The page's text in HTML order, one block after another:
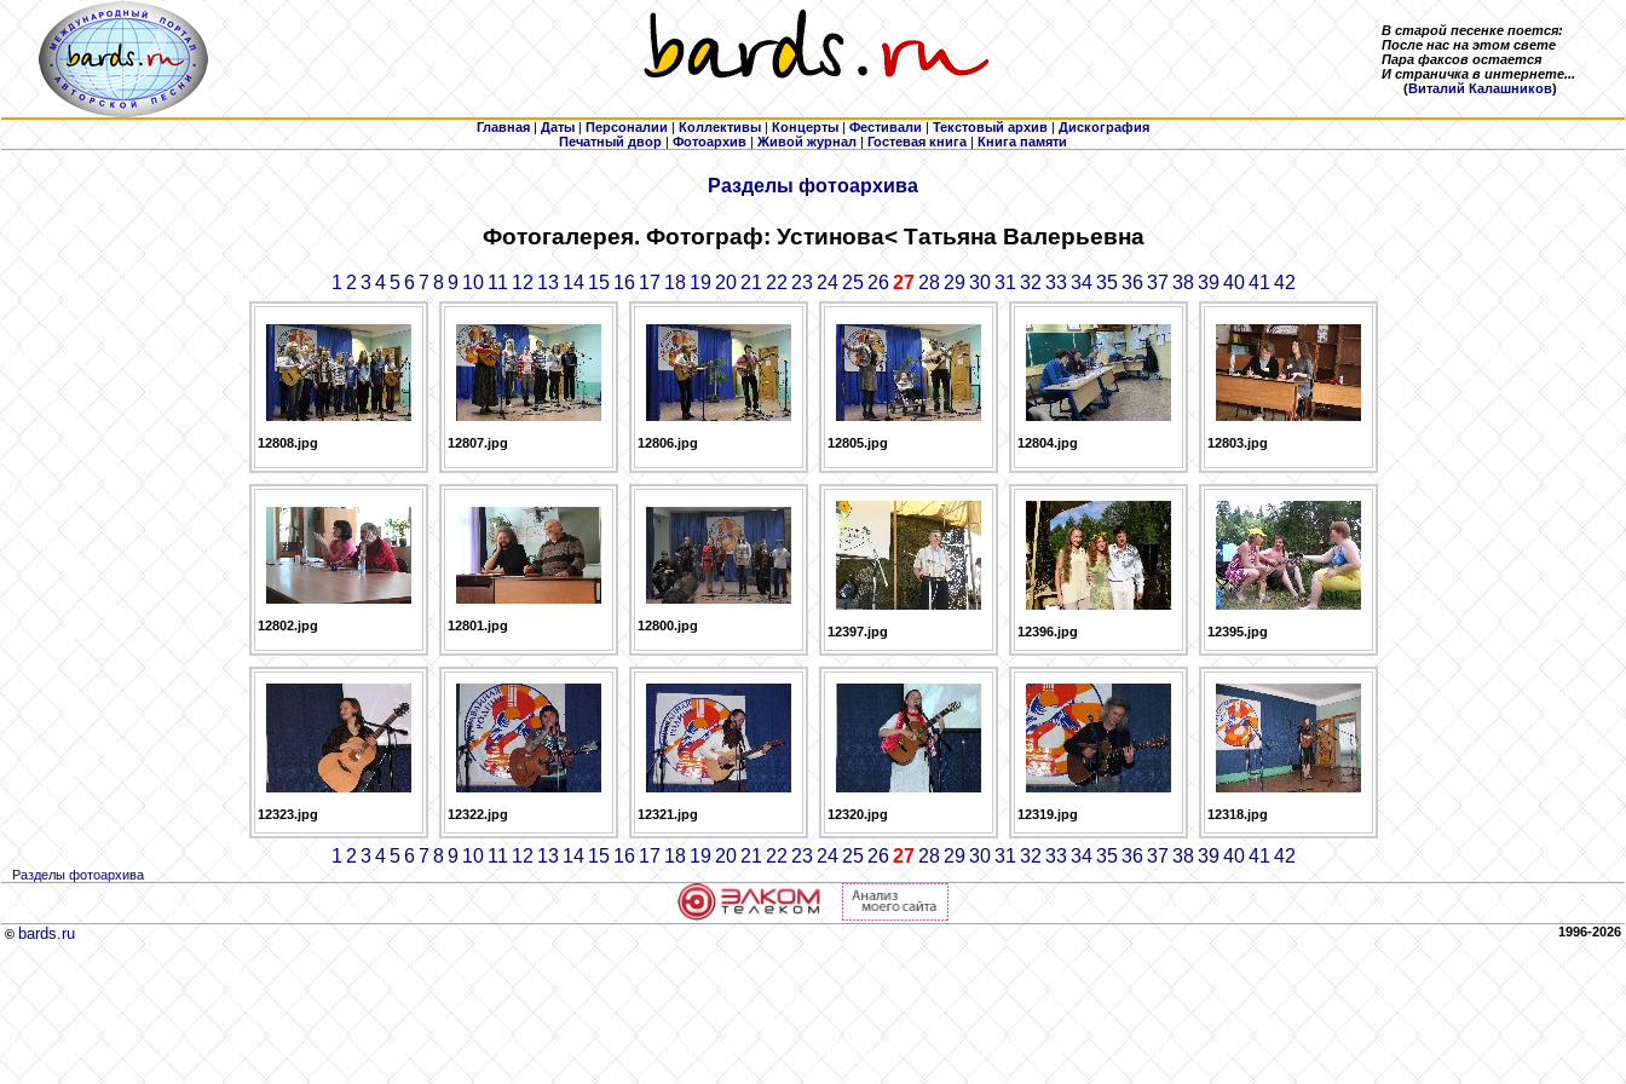
В старой песенке поется:
После нас на этом свете
Пара факсов остается
И страничка в интернете...
(Виталий Калашников)
Главная | Даты | Персоналии | Коллективы | Концерты | Фестивали | Текстовый архив | Дискография
Печатный двор | Фотоархив | Живой журнал |Гостевая книга | Книга памяти
Разделы фотоархива
Фотогалерея. Фотограф: Устинова< Татьяна Валерьевна
1 2 3 4 5 6 7 8 9 10 11 12 13 14 15 16 17 18 19 2021 22 23 24 25 26 27 28 29 30 31 32 33 34 35 36 37 38 39 40 41 42
12808.jpg 12807.jpg 12806.jpg 12805.jpg 12804.jpg 12803.jpg
12802.jpg 12801.jpg 12800.jpg 12397.jpg 12396.jpg 12395.jpg
12323.jpg 12322.jpg 12321.jpg 12320.jpg 12319.jpg 12318.jpg
1 2 3 45 6 7 8 9 10 11 12 13 14 15 16 17 18 19 20 21 22 23 24 25 26 27 28 29 30 31 32 33 34 35 36 37 38 39 40 41 42
Разделы фотоархива
© bards.ru 1996-2026